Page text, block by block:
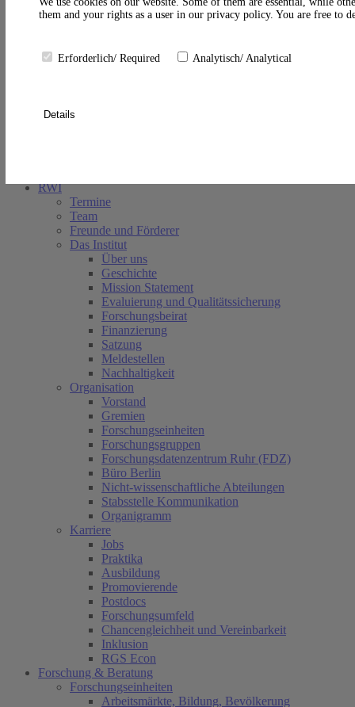
Suche schließen
RWI
Termine
Team
Freunde und Förderer
Das Institut
Über uns
Geschichte
Mission Statement
Evaluierung und Qualitätssicherung
Forschungsbeirat
Finanzierung
Satzung
Meldestellen
Nachhaltigkeit
Organisation
Vorstand
Gremien
Forschungseinheiten
Forschungsgruppen
Forschungsdatenzentrum Ruhr (FDZ)
Büro Berlin
Nicht-wissenschaftliche Abteilungen
Stabsstelle Kommunikation
Organigramm
Karriere
Jobs
Praktika
Ausbildung
Promovierende
Postdocs
Forschungsumfeld
Chancengleichheit und Vereinbarkeit
Inklusion
RGS Econ
Forschung & Beratung
Forschungseinheiten
Arbeitsmärkte, Bildung, Bevölkerung
them and your rights as a user in our privacy policy. You are free to
Erforderlich/ Required Analytisch/ Analytical
Details